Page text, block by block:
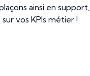
ainsi en
vos KPIs métier !